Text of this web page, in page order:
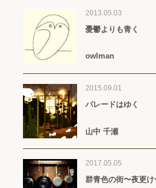
2013.05.03
憂鬱よりも青く
owlman
2015.09.01
パレードはゆく
山中 千瀬
2017.05.05
群青色の街〜夜更け